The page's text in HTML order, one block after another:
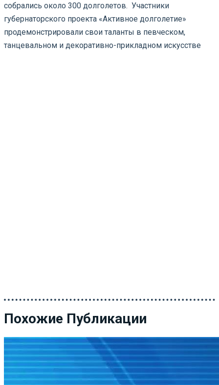
собрались около 300 долголетов. Участники
губернаторского проекта «Активное долголетие»
продемонстрировали свои таланты в певческом,
танцевальном и декоративно-прикладном искусстве
Похожие Публикации